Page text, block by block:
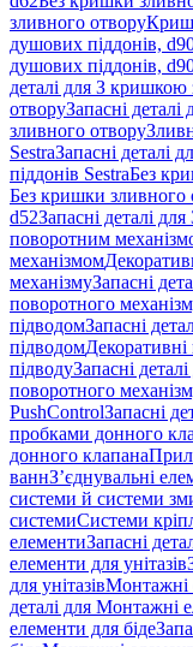
зливного отвору
душових піддонів,
душових піддонів,
деталі для З кришкою
отворуЗапасні
зливного отвору
SestraЗапасні деталі
піддонів SestraБез
Без кришки зливного
d52Запасні деталі
поворотним
механізмом
механізмуЗапасні
поворотного
підводомЗапасні
підводом
підводуЗапасні
поворотного
PushControlЗапасні
пробками донного
донного клапана
ваннЗ’єднувальні
системи й системи
системиСистеми
елементиЗапасні
елементи для унітазів
для унітазівМонтажні
деталі для Монтажні
елементи для біде